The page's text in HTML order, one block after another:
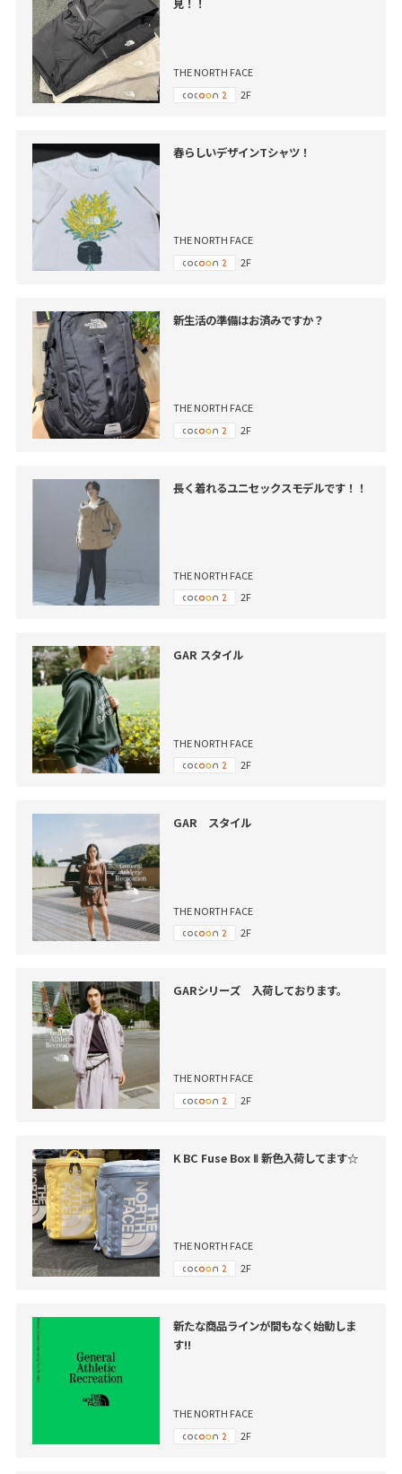
見！！
THE NORTH FACE
2F
春らしいデザインTシャツ！
THE NORTH FACE
2F
新生活の準備はお済みですか？
THE NORTH FACE
2F
長く着れるユニセックスモデルです！！
THE NORTH FACE
2F
GAR スタイル
THE NORTH FACE
2F
GAR スタイル
THE NORTH FACE
2F
GARシリーズ 入荷しております。
THE NORTH FACE
2F
K BC Fuse Box Ⅱ 新色入荷してます☆
THE NORTH FACE
2F
新たな商品ラインが間もなく始動しま
す!!
THE NORTH FACE
2F